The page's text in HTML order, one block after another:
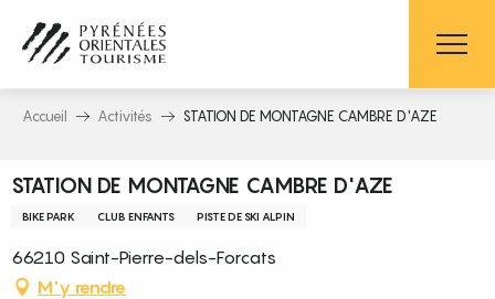
contenu
principal
Accueil Activités STATION DE MONTAGNE CAMBRE D'AZE
STATION DE MONTAGNE CAMBRE D'AZE
BIKE PARK CLUB ENFANTS PISTE DE SKI ALPIN
66210 Saint-Pierre-dels-Forcats
M'y rendre